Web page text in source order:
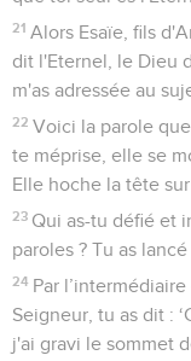
21 Alors Esaïe, fils
dit l'Eternel, le Dieu
m'as adressée au
22 Voici la parole
te méprise, elle se
Elle hoche la tête
23 Qui as-tu défié et
paroles ? Tu as
24 Par
Seigneur, tu as dit :
j'ai gravi le sommet